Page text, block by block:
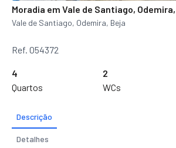
Moradia em Vale de Santiago, Odemira,
Vale de Santiago, Odemira, Beja
Ref. 054372
4
Quartos
2
WCs
Descrição
Detalhes